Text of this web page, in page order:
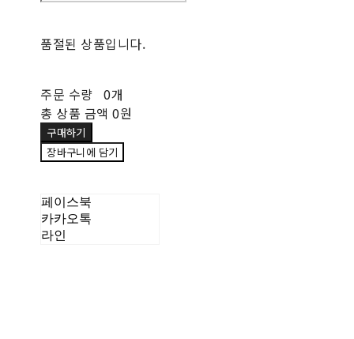
품절된 상품입니다.
주문 수량 0개
총 상품 금액 0원
구매하기
장바구니에 담기
페이스북
카카오톡
라인